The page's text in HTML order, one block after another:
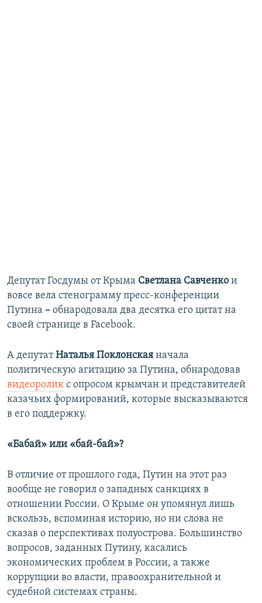
Депутат Госдумы от Крыма Светлана Савченко и
вовсе вела стенограмму пресс-конференции
Путина – обнародовала два десятка его цитат на
своей странице в Facebook.
А депутатНаталья Поклонская начала
политическую агитацию за Путина, обнародовав
видеоролик с опросом крымчан и представителей
казачьих формирований, которые высказываются
в его поддержку.
«Бабай» или «бай-бай»?
В отличие от прошлого года, Путин на этот раз
вообще не говорил о западных санкциях в
отношении России. О Крыме он упомянул лишь
вскользь, вспоминая историю, но ни слова не
сказав о перспективах полуострова. Большинство
вопросов, заданных Путину, касались
экономических проблем в России, а также
коррупции во власти, правоохранительной и
судебной системах страны.